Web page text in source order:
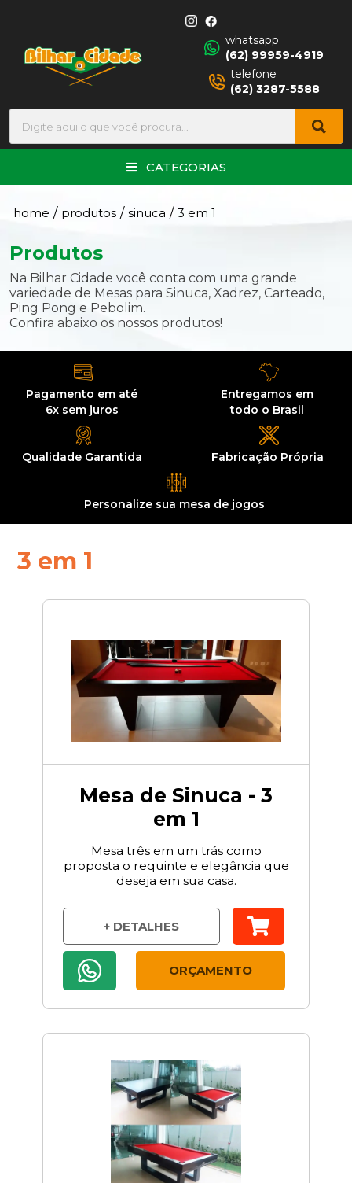
whatsapp
(62) 99959-4919
telefone
(62) 3287-5588
CATEGORIAS
home / produtos / sinuca / 3 em 1
Produtos
Na Bilhar Cidade você conta com uma grande
variedade de Mesas para Sinuca, Xadrez, Carteado,
Ping Pong e Pebolim.
Confira abaixo os nossos produtos!
Pagamento em até
6x sem juros
Entregamos em
todo o Brasil
QualidadeGarantida Fabricação Própria
Personalize sua mesa de jogos
3 em 1
Mesa de Sinuca - 3
em 1
Mesa três em um trás como
proposta o requinte e elegância que
deseja em sua casa.
+ DETALHES
ORÇAMENTO